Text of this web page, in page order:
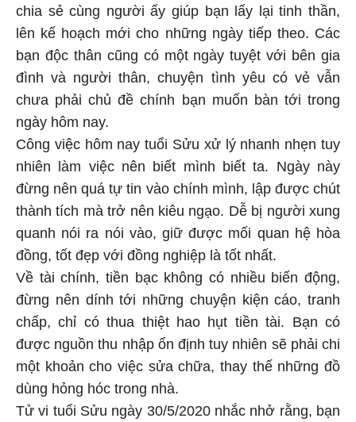
chia sẻ cùng người ấy giúp bạn lấy lại tinh thần,
lên kế hoạch mới cho những ngày tiếp theo. Các
bạn độc thân cũng có một ngày tuyệt với bên gia
đình và người thân, chuyện tình yêu có vẻ vẫn
chưa phải chủ đề chính bạn muốn bàn tới trong
ngày hôm nay.
Công việc hôm nay tuổi Sửu xử lý nhanh nhẹn tuy
nhiên làm việc nên biết mình biết ta. Ngày này
đừng nên quá tự tin vào chính mình, lập được chút
thành tích mà trở nên kiêu ngạo. Dễ bị người xung
quanh nói ra nói vào, giữ được mối quan hệ hòa
đồng, tốt đẹp với đồng nghiệp là tốt nhất.
Về tài chính, tiền bạc không có nhiều biến động,
đừng nên dính tới những chuyện kiện cáo, tranh
chấp, chỉ có thua thiệt hao hụt tiền tài. Bạn có
được nguồn thu nhập ổn định tuy nhiên sẽ phải chi
một khoản cho việc sửa chữa, thay thế những đồ
dùng hỏng hóc trong nhà.
Tử vi tuổi Sửu ngày 30/5/2020 nhắc nhở rằng, bạn